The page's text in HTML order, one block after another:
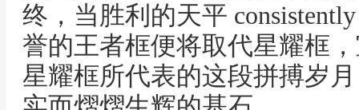
终，当胜利的天平
誉的王者框便将取代星耀框
星耀框所代表的这段拼搏岁